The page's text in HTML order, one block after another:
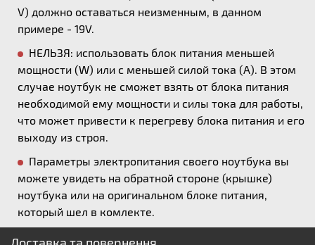
V) должно оставаться неизменным, в данном
примере - 19V.
НЕЛЬЗЯ: использовать блок питания меньшей
мощности (W) или с меньшей силой тока (А). В этом
случае ноутбук не сможет взять от блока питания
необходимой ему мощности и силы тока для работы,
что может привести к перегреву блока питания и его
выходу из строя.
Параметры электропитания своего ноутбука вы
можете увидеть на обратной стороне (крышке)
ноутбука или на оригинальном блоке питания,
который шел в комлекте.